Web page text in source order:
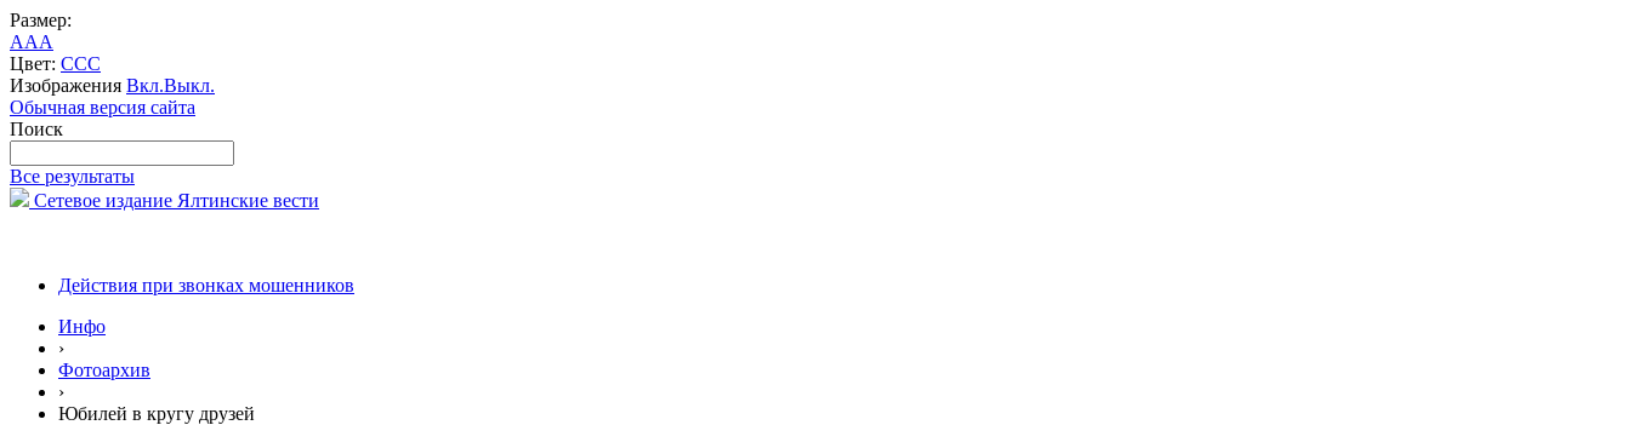
Размер:
AAA
Цвет: CCC
Изображения Вкл.Выкл.
Обычная версия сайта
Поиск
Все результаты
Сетевое издание Ялтинские вести
Действия при звонках мошенников
Инфо
›
Фотоархив
›
Юбилей в кругу друзей